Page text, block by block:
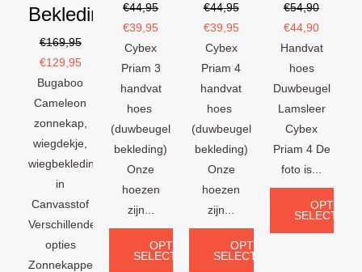
Bekledingset
€169,95
€129,95
Bugaboo
Cameleon
zonnekap,
wiegdekje,
wiegbekleding
in
Canvasstof
Verschillende
opties
Zonnekappen:...
€44,95
€39,95
Cybex
Priam 3
handvat
hoes
(duwbeugel
bekleding)
Onze
hoezen
zijn...
OPTIES
SELECTEREN
€44,95
€39,95
Cybex
Priam 4
handvat
hoes
(duwbeugel
bekleding)
Onze
hoezen
zijn...
OPTIES
SELECTEREN
€54,90
€44,90
Handvat
hoes
Duwbeugel
Lamsleer
Cybex
Priam 4 De
foto is...
OPTIES